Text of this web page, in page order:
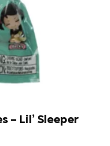
– Lil’ Sleeper